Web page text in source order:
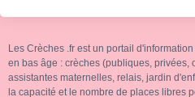
Les Crèches .fr est un portail
en bas âge : crèches (publiques, privées,
assistantes maternelles, relais, jardin
la capacité et le nombre de places libres